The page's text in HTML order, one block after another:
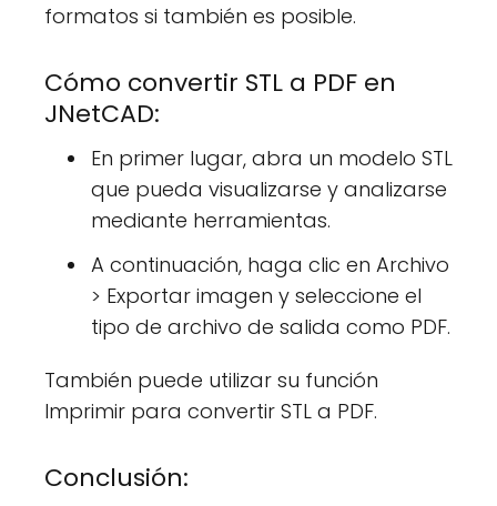
formatos si también es posible.
Cómo convertir STL a PDF en
JNetCAD:
En primer lugar, abra un modelo STL
que pueda visualizarse y analizarse
mediante herramientas.
A continuación, haga clic en Archivo
> Exportar imagen y seleccione el
tipo de archivo de salida como PDF.
También puede utilizar su función
Imprimir para convertir STL a PDF.
Conclusión: